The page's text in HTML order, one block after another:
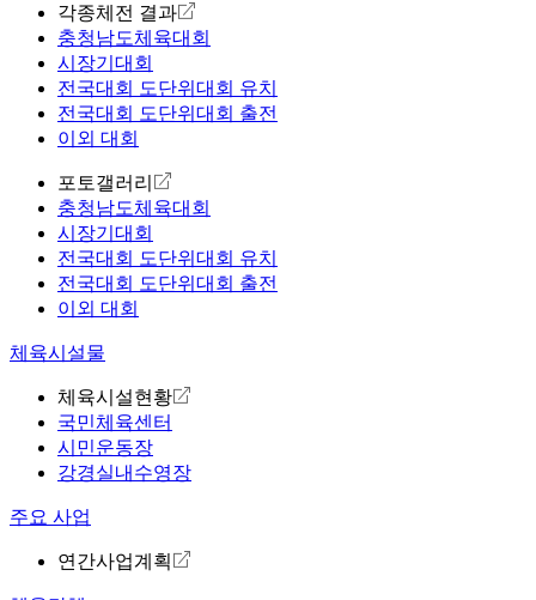
각종체전 결과
충청남도체육대회
시장기대회
전국대회 도단위대회 유치
전국대회 도단위대회 출전
이외 대회
포토갤러리
충청남도체육대회
시장기대회
전국대회 도단위대회 유치
전국대회 도단위대회 출전
이외 대회
체육시설물
체육시설현황
국민체육센터
시민운동장
강경실내수영장
주요 사업
연간사업계획